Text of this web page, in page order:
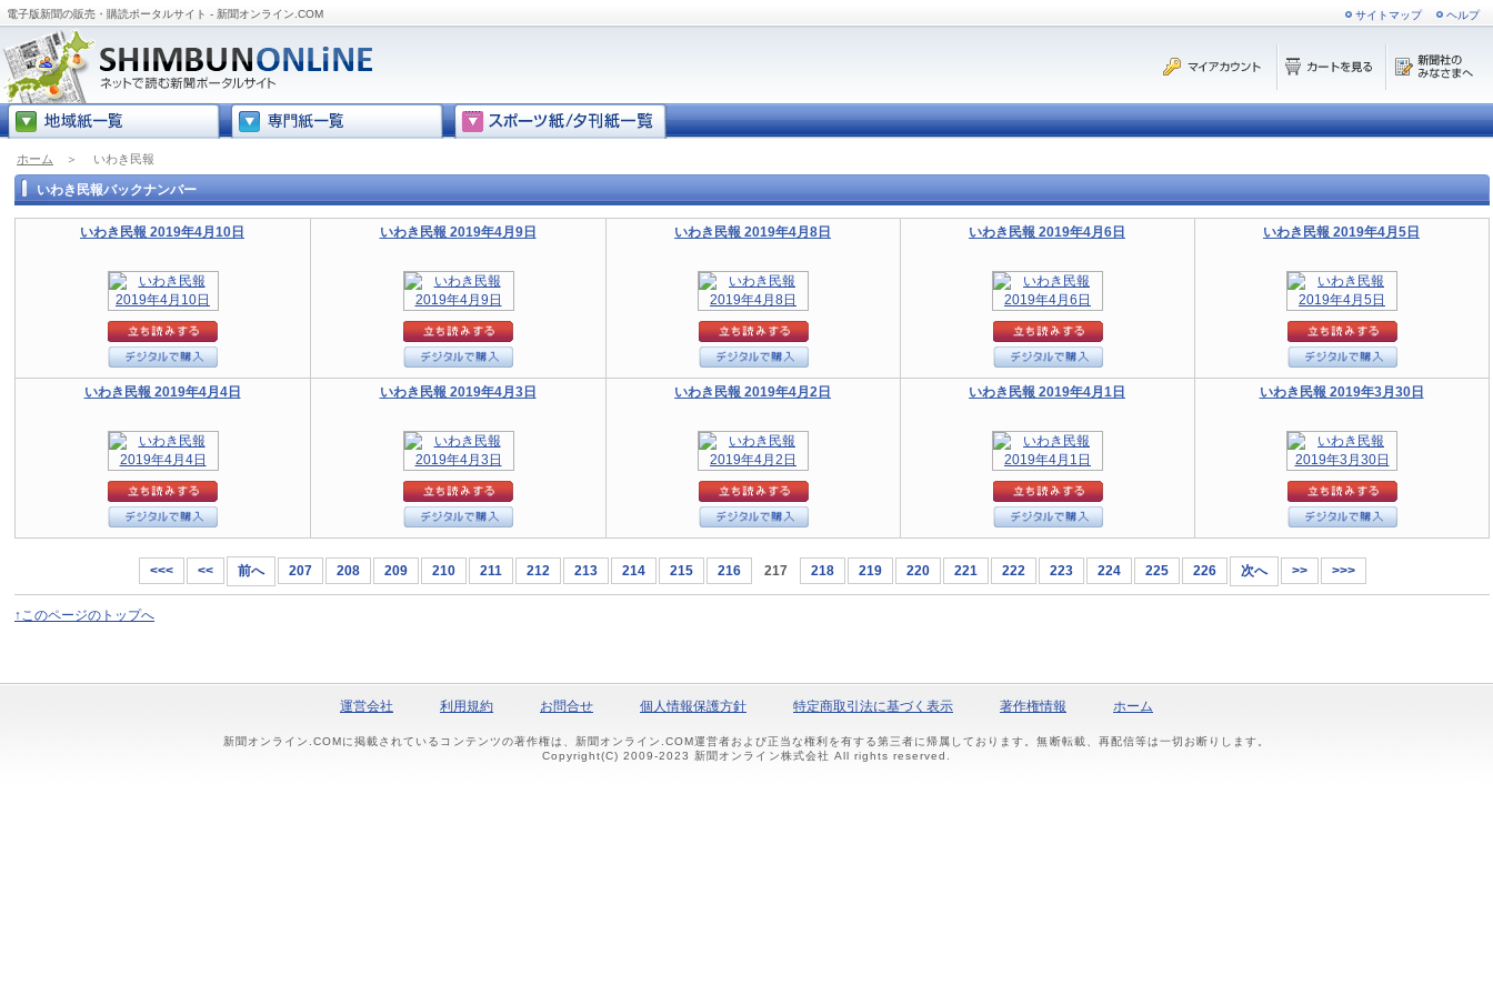
電子版新聞の販売・購読ポータルサイト - 新聞オンライン.COM サイトマップ ヘルプ
ホーム ＞ いわき民報
いわき民報バックナンバー
いわき民報 2019年4月10日 いわき民報 2019年4月9日 いわき民報 2019年4月8日 いわき民報 2019年4月6日 いわき民報 2019年4月5日
いわき民報 2019年4月4日 いわき民報 2019年4月3日 いわき民報 2019年4月2日 いわき民報 2019年4月1日 いわき民報 2019年3月30日
<<< << 前へ 207 208 209 210 211 212 213 214 215 216 217 218 219 220 221 222 223 224 225 226 次へ >> >>>
↑このページのトップへ
運営会社 利用規約 お問合せ 個人情報保護方針 特定商取引法に基づく表示 著作権情報 ホーム
新聞オンライン.COMに掲載されているコンテンツの著作権は、新聞オンライン.COM運営者および正当な権利を有する第三者に帰属しております。無断転載、再配信等は一切お断りします。
Copyright(C) 2009-2023 新聞オンライン株式会社 All rights reserved.